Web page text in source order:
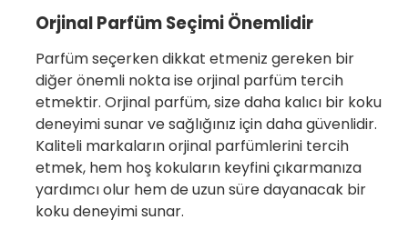
Orjinal Parfüm Seçimi Önemlidir
Parfüm seçerken dikkat etmeniz gereken bir
diğer önemli nokta ise orjinal parfüm tercih
etmektir. Orjinal parfüm, size daha kalıcı bir koku
deneyimi sunar ve sağlığınız için daha güvenlidir.
Kaliteli markaların orjinal parfümlerini tercih
etmek, hem hoş kokuların keyfini çıkarmanıza
yardımcı olur hem de uzun süre dayanacak bir
koku deneyimi sunar.